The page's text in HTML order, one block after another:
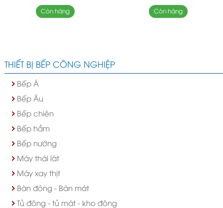
Còn hàng Còn hàng
THIẾT BỊ BẾP CÔNG NGHIỆP
Bếp Á
Bếp Âu
Bếp chiên
Bếp hầm
Bếp nướng
Máy thái lát
Máy xay thịt
Bàn đông - Bàn mát
Tủ đông - tủ mát - kho đông